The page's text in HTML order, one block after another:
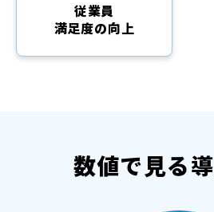
従業員
満足度の向上
数値で見る